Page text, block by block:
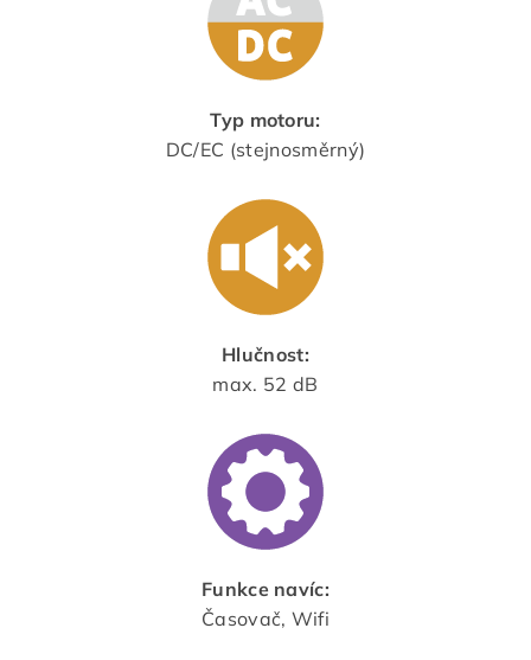
Typ motoru:
DC/EC (stejnosměrný)
Hlučnost:
max. 52 dB
Funkce navíc:
Časovač, Wifi